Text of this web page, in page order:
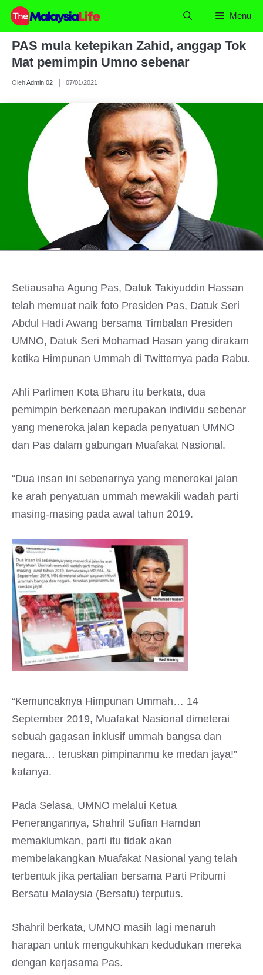
Skip
content
Menu
PAS mula ketepikan Zahid, anggap Tok
Mat pemimpin Umno sebenar
OlehAdmin 02 07/01/2021
Setiausaha Agung Pas, Datuk Takiyuddin Hassan
telah memuat naik foto Presiden Pas, Datuk Seri
Abdul Hadi Awang bersama Timbalan Presiden
UMNO, Datuk Seri Mohamad Hasan yang dirakam
ketika Himpunan Ummah di Twitternya pada Rabu.
Ahli Parlimen Kota Bharu itu berkata, dua
pemimpin berkenaan merupakan individu sebenar
yang meneroka jalan kepada penyatuan UMNO
dan Pas dalam gabungan Muafakat Nasional.
“Dua insan ini sebenarnya yang menerokai jalan
ke arah penyatuan ummah mewakili wadah parti
masing-masing pada awal tahun 2019.
“Kemuncaknya Himpunan Ummah… 14
September 2019, Muafakat Nasional dimeterai
sebuah gagasan inklusif ummah bangsa dan
negara… teruskan pimpinanmu ke medan jaya!”
katanya.
Pada Selasa, UMNO melalui Ketua
Penerangannya, Shahril Sufian Hamdan
memaklumkan, parti itu tidak akan
membelakangkan Muafakat Nasional yang telah
terbentuk jika pertalian bersama Parti Pribumi
Bersatu Malaysia (Bersatu) terputus.
Shahril berkata, UMNO masih lagi menaruh
harapan untuk mengukuhkan kedudukan mereka
dengan kerjasama Pas.